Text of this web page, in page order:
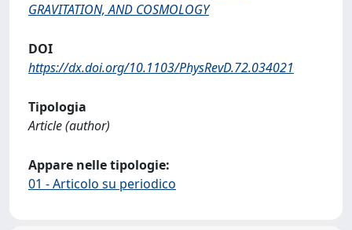
GRAVITATION, AND COSMOLOGY
DOI
https://dx.doi.org/10.1103/PhysRevD.72.034021
Tipologia
Article (author)
Appare nelle tipologie:
01 - Articolo su periodico